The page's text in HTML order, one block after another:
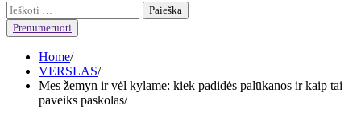
Ieškoti:
Prenumeruoti
Home
VERSLAS
Mes žemyn ir vėl kylame: kiek padidės palūkanos ir kaip tai
paveiks paskolas